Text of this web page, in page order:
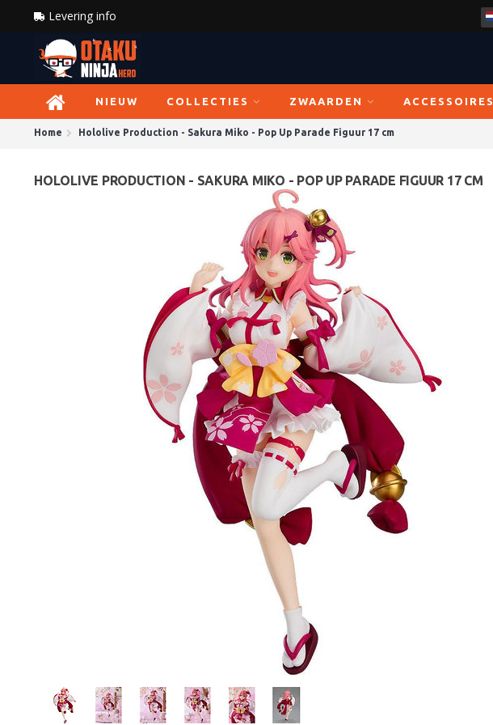
Levering info
NIEUW COLLECTIES ZWAARDEN ACCESSOIRES
Home Hololive Production - Sakura Miko - Pop Up Parade Figuur 17 cm
HOLOLIVE PRODUCTION - SAKURA MIKO - POP UP PARADE FIGUUR 17 CM